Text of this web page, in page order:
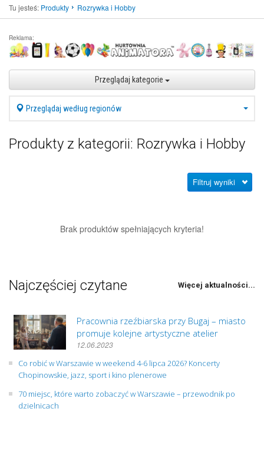
Tu jesteś: Produkty Rozrywka i Hobby
Reklama:
Przeglądaj kategorie
Przeglądaj według regionów
Produkty z kategorii: Rozrywka i Hobby
Filtruj wyniki
Brak produktów spełniających kryteria!
Najczęściej czytane Więcej aktualności...
Pracownia rzeźbiarska przy Bugaj – miasto
promuje kolejne artystyczne atelier
12.06.2023
Co robić w Warszawie w weekend 4-6 lipca 2026? Koncerty
Chopinowskie, jazz, sport i kino plenerowe
70 miejsc, które warto zobaczyć w Warszawie – przewodnik po
dzielnicach